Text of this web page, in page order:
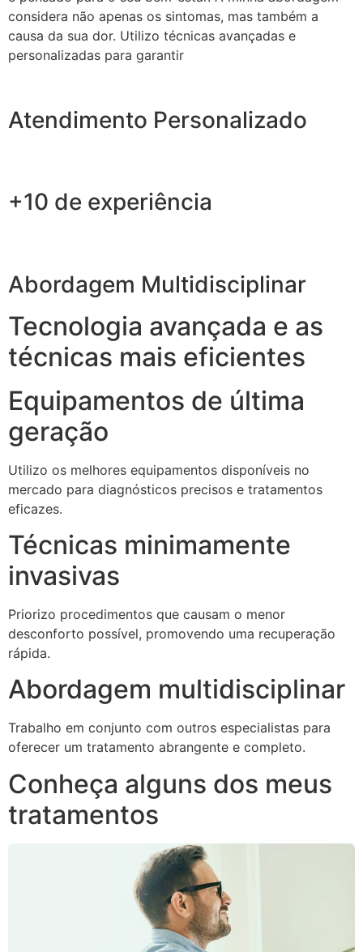
considera não apenas os sintomas, mas também a
causa da sua dor. Utilizo técnicas avançadas e
personalizadas para garantir
Atendimento Personalizado
+10 de experiência
Abordagem Multidisciplinar
Tecnologia avançada e as
técnicas mais eficientes
Equipamentos de última
geração
Utilizo os melhores equipamentos disponíveis no
mercado para diagnósticos precisos e tratamentos
eficazes.
Técnicas minimamente
invasivas
Priorizo procedimentos que causam o menor
desconforto possível, promovendo uma recuperação
rápida.
Abordagem multidisciplinar
Trabalho em conjunto com outros especialistas para
oferecer um tratamento abrangente e completo.
Conheça alguns dos meus
tratamentos